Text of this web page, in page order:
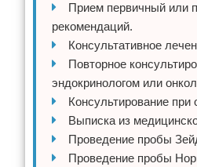
Прием первичный или
рекомендаций.
Консультативное
Повторное
эндокринологом или
Консультирование при
Выписка из
Проведение пробы
Проведение пробы